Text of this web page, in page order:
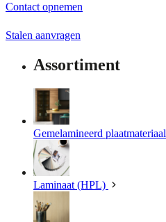
Contact opnemen
Stalen aanvragen
Assortiment
Gemelamineerd plaatmateriaal
Laminaat (HPL)